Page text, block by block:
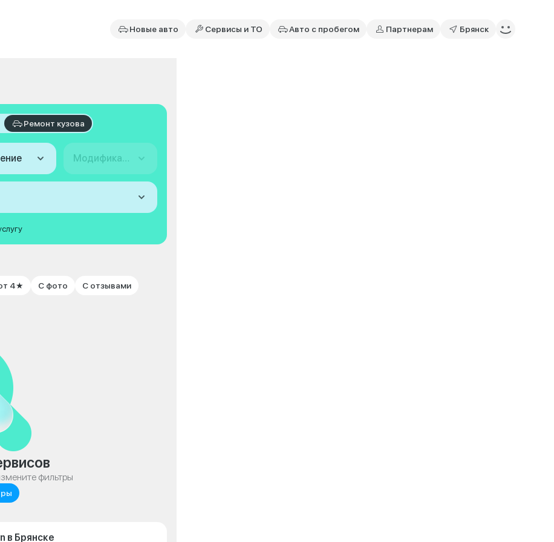
Новые авто Сервисы и ТО Авто с пробегом Партнерам Брянск
Ремонт кузова
Модификация
4★ С фото С отзывами
фильтры
в Брянске